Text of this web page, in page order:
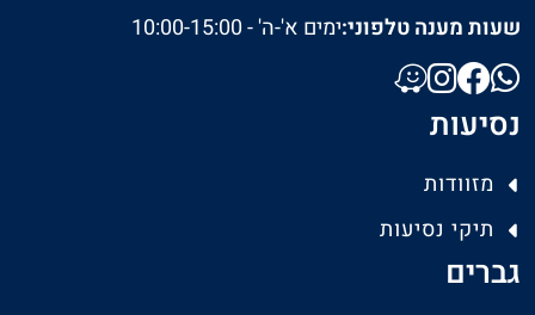
שעות מענה טלפוני:ימים א'-ה' - 10:00-15:00
נסיעות
מזוודות
תיקי נסיעות
גברים